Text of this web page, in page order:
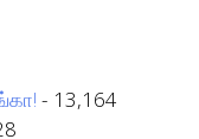
- 13,164